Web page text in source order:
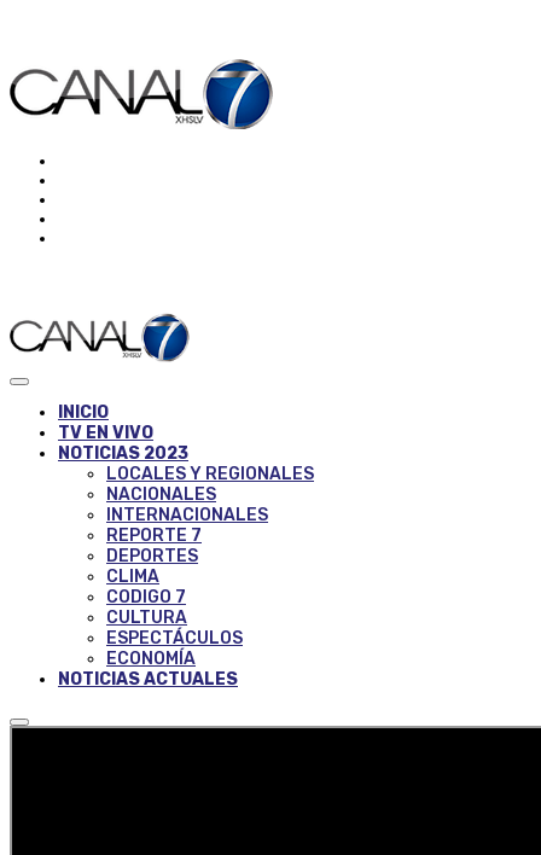
INICIO
TV EN VIVO
NOTICIAS 2023
LOCALES Y REGIONALES
NACIONALES
INTERNACIONALES
REPORTE 7
DEPORTES
CLIMA
CODIGO 7
CULTURA
ESPECTÁCULOS
ECONOMÍA
NOTICIAS ACTUALES